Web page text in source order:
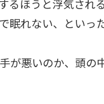
るほうと浮気され
れない、といっ
が悪いのか、頭の